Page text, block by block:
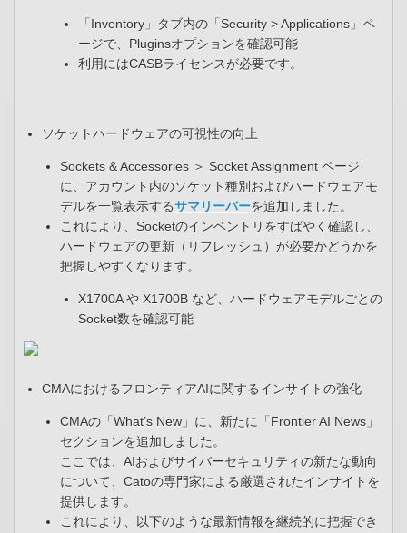
「Inventory」タブ内の「Security > Applications」ペ
ージで、Pluginsオプションを確認可能​
利用にはCASBライセンスが必要です。
ソケットハードウェアの可視性の向上
Sockets & Accessories ＞ Socket Assignment ページ
に、アカウント内のソケット種別およびハードウェアモ
デルを一覧表示するサマリーバーを追加しました。​
これにより、Socketのインベントリをすばやく確認し、
ハードウェアの更新（リフレッシュ）が必要かどうかを
把握しやすくなります。
X1700A や X1700B など、ハードウェアモデルごとの
Socket数を確認可能
CMAにおけるフロンティアAIに関するインサイトの強化​
CMAの「What’s New」に、新たに「Frontier AI News」
セクションを追加しました。​
ここでは、AIおよびサイバーセキュリティの新たな動向
について、Catoの専門家による厳選されたインサイトを
提供します。​
これにより、以下のような最新情報を継続的に把握でき